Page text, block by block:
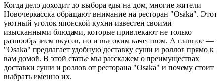
Когда дело доходит до выбора еды на дом, многие жители
Новочеркасска обращают внимание на ресторан "Osaka". Этот
уютный уголок японской кухни известен своими
изысканными блюдами, которые привлекают не только
разнообразием вкусов, но и высоким качеством. А главное —
"Osaka" предлагает удобную доставку суши и роллов прямо к
вам домой. В этой статье мы расскажем о преимуществах
доставки суши и роллов от ресторана "Osaka" и почему стоит
выбрать именно их.